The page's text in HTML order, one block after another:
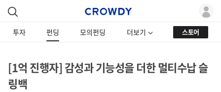
투자 펀딩 모의펀딩 더보기 스토어
[1억 진행자] 감성과 기능성을 더한 멀티수납 슬
링백